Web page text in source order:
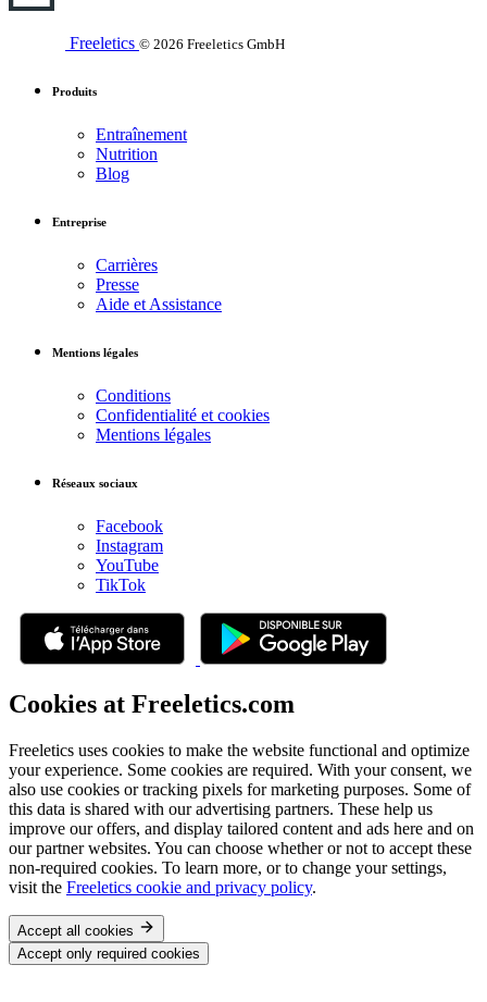
Freeletics © 2026 Freeletics GmbH
Produits
Entraînement
Nutrition
Blog
Entreprise
Carrières
Presse
Aide et Assistance
Mentions légales
Conditions
Confidentialité et cookies
Mentions légales
Réseaux sociaux
Facebook
Instagram
YouTube
TikTok
Cookies at Freeletics.com
Freeletics uses cookies to make the website functional and optimize
your experience. Some cookies are required. With your consent, we
also use cookies or tracking pixels for marketing purposes. Some of
this data is shared with our advertising partners. These help us
improve our offers, and display tailored content and ads here and on
our partner websites. You can choose whether or not to accept these
non-required cookies. To learn more, or to change your settings,
visit the Freeletics cookie and privacy policy.
Accept all cookies
Accept only required cookies